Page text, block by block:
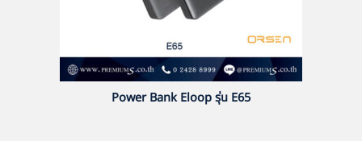
Power Bank Eloop รุ่น E65